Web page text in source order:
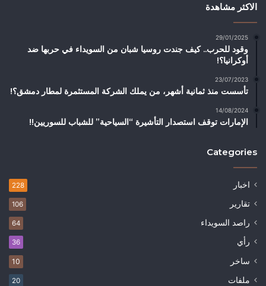
الاكثر مشاهدة
29/01/2025
وقود للحرب.. كيف جندت روسيا شبان من السويداء في حربها ضد
أوكرانيا؟!
23/07/2023
تأسست منذ ثمانية أشهر، من يملك الشركة المستثمرة لمطار دمشق؟!
14/08/2024
الإمارات توقف استصدار التأشيرة “السياحية” للشباب للسوريين!!
Categories
اخبار 228
تقارير 106
راصد السويداء 64
رأي 36
ساخر 10
ملفات 20